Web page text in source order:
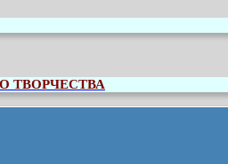
ТВОРЧЕСТВА